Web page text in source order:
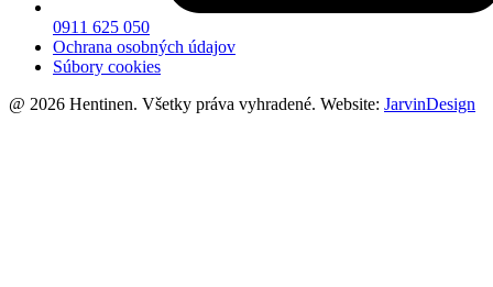
0911 625 050
Ochrana osobných údajov
Súbory cookies
@ 2026 Hentinen. Všetky práva vyhradené. Website: JarvinDesign